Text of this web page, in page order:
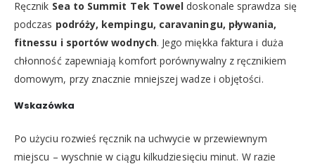
Ręcznik Sea to Summit Tek Towel doskonale sprawdza się
podczas podróży, kempingu, caravaningu, pływania,
fitnessu i sportów wodnych. Jego miękka faktura i duża
chłonność zapewniają komfort porównywalny z ręcznikiem
domowym, przy znacznie mniejszej wadze i objętości.
Wskazówka
Po użyciu rozwieś ręcznik na uchwycie w przewiewnym
miejscu – wyschnie w ciągu kilkudziesięciu minut. W razie